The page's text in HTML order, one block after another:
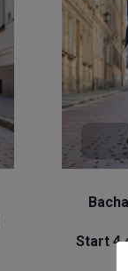
Start 4